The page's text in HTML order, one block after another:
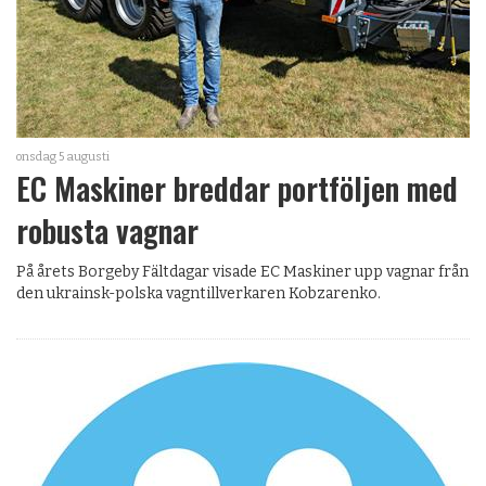
onsdag 5 augusti
EC Maskiner breddar portföljen med
robusta vagnar
På årets Borgeby Fältdagar visade EC Maskiner upp vagnar från
den ukrainsk-polska vagntillverkaren Kobzarenko.